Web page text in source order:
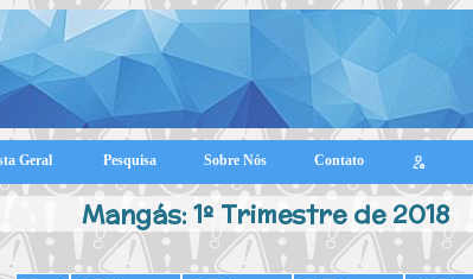
Geral Pesquisa Sobre Nós Contato
Mangás: 1º Trimestre de 2018